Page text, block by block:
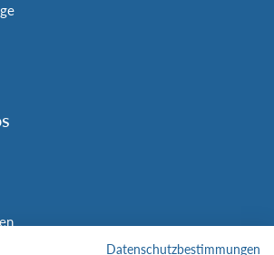
Datenschutzbestimmungen